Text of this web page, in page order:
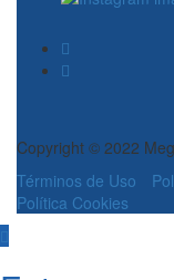
Copyright © 2022
Términos de Uso
Política Cookies